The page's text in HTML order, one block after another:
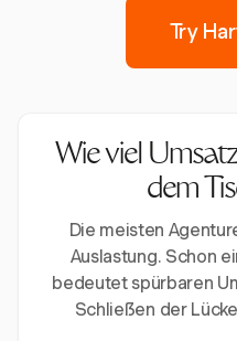
Try
Wie viel
dem
Die meisten
Auslastung. Schon
bedeutet spürbaren
Schließen der